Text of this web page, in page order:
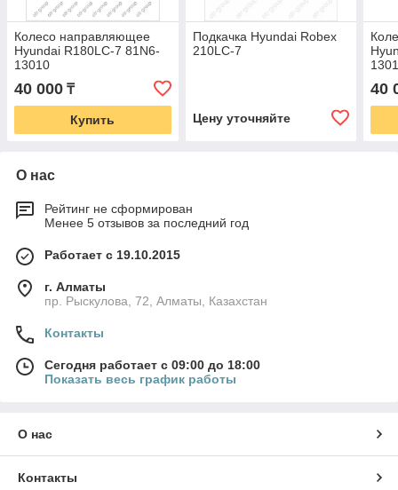
Колесо направляющее
Hyundai R180LC-7 81N6-
13010
40 000 ₸
Купить
Подкачка Hyundai Robex
210LC-7
Цену уточняйте
40
О нас
Рейтинг не сформирован
Менее 5 отзывов за последний год
Работает с 19.10.2015
г. Алматы
пр. Рыскулова, 72, Алматы, Казахстан
Контакты
Сегодня работает с 09:00 до 18:00
Показать весь график работы
О нас
Контакты